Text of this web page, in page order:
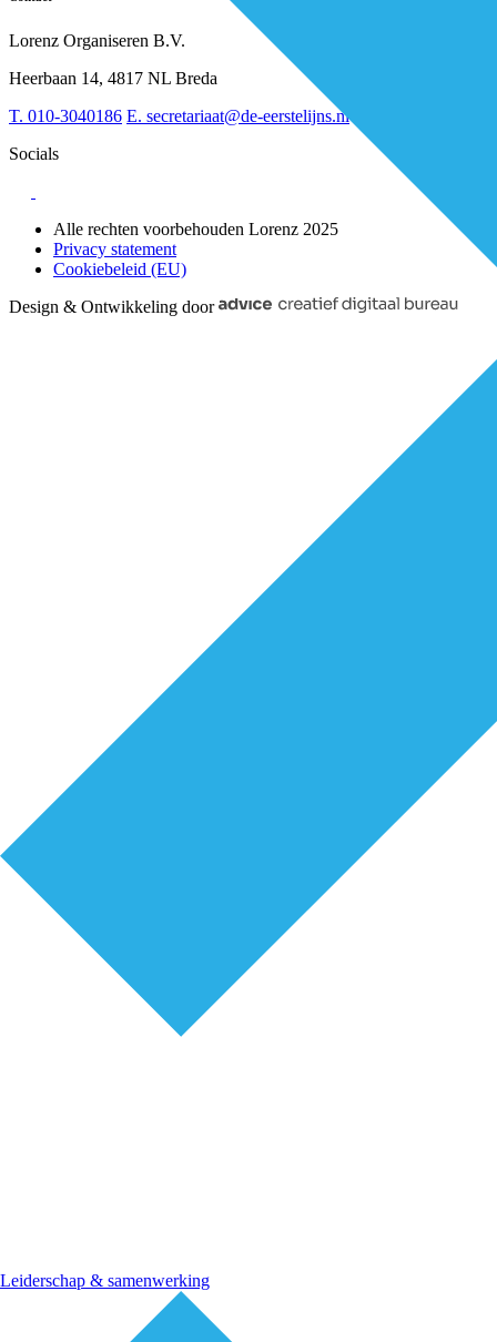
Leiderschap & samenwerking
Over BiancAI
Digitalisering
Leiderschap & samenwerking
Sociaal domein
Lorenz Organiseren B.V.
Heerbaan 14, 4817 NL Breda
T. 010-3040186 E. secretariaat@de-eerstelijns.nl
Socials
Alle rechten voorbehouden Lorenz 2025
Privacy statement
Cookiebeleid (EU)
Design & Ontwikkeling door